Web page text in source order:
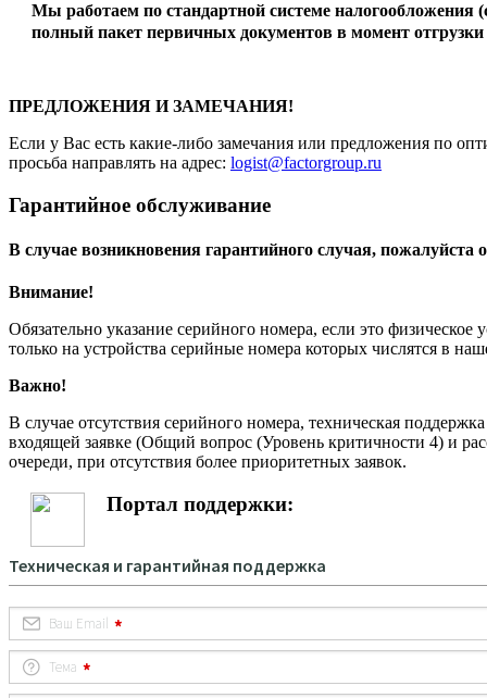
Мы работаем по стандартной системе
полный пакет первичных документов в момент отгрузки
ПРЕДЛОЖЕНИЯ И ЗАМЕЧАНИЯ!
Если у Вас есть какие-либо замечания или предложения по
просьба направлять на адрес: logist@factorgroup.ru
Гарантийное обслуживание
В случае возникновения гарантийного случая, пожалуйста
Внимание!
Обязательно указание серийного номера, если это физическое
только на устройства серийные номера которых числятся в
Важно!
В случае отсутствия серийного номера, техническая
входящей заявке (Общий вопрос (Уровень критичности 4) и
очереди, при отсутствия более приоритетных заявок.
Портал поддержки: